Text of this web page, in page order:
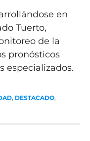
en
Tuerto,
de la
pronósticos
especializados.
, DESTACADO,